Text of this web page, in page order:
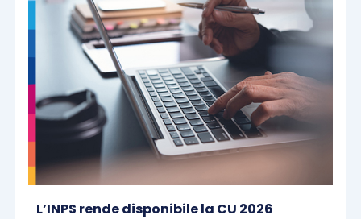
L’INPS rende disponibile la CU 2026